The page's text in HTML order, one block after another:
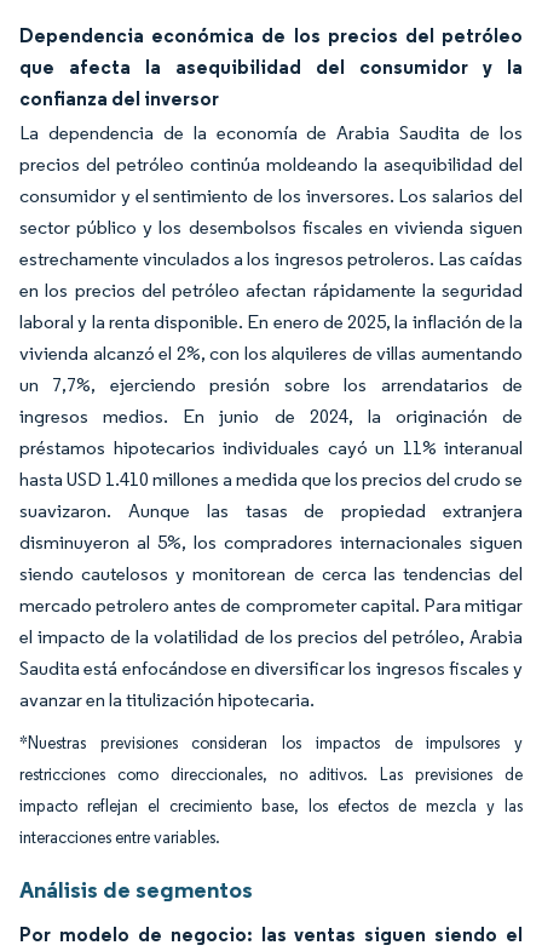
Dependencia económica de los precios del petróleo
que afecta la asequibilidad del consumidor y la
confianza del inversor
La dependencia de la economía de Arabia Saudita de los
precios del petróleo continúa moldeando la asequibilidad del
consumidor y el sentimiento de los inversores. Los salarios del
sector público y los desembolsos fiscales en vivienda siguen
estrechamente vinculados a los ingresos petroleros. Las caídas
en los precios del petróleo afectan rápidamente la seguridad
laboral y la renta disponible. En enero de 2025, la inflación de la
vivienda alcanzó el 2%, con los alquileres de villas aumentando
un 7,7%, ejerciendo presión sobre los arrendatarios de
ingresos medios. En junio de 2024, la originación de
préstamos hipotecarios individuales cayó un 11% interanual
hasta USD 1.410 millones a medida que los precios del crudo se
suavizaron. Aunque las tasas de propiedad extranjera
disminuyeron al 5%, los compradores internacionales siguen
siendo cautelosos y monitorean de cerca las tendencias del
mercado petrolero antes de comprometer capital. Para mitigar
el impacto de la volatilidad de los precios del petróleo, Arabia
Saudita está enfocándose en diversificar los ingresos fiscales y
avanzar en la titulización hipotecaria.
*Nuestras previsiones consideran los impactos de impulsores y
restricciones como direccionales, no aditivos. Las previsiones de
impacto reflejan el crecimiento base, los efectos de mezcla y las
interacciones entre variables.
Análisis de segmentos
Por modelo de negocio: las ventas siguen siendo el